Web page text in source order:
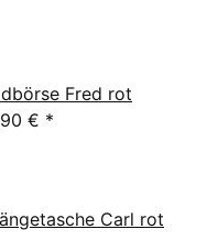
Fred rot
€ *